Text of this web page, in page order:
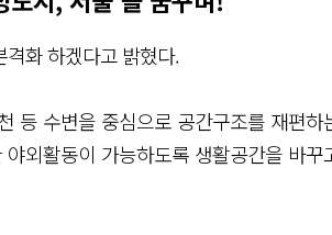
화 하겠다고 밝혔다.
등 수변을 중심으로 공간구조를 재편하
외활동이 가능하도록 생활공간을 바꾸